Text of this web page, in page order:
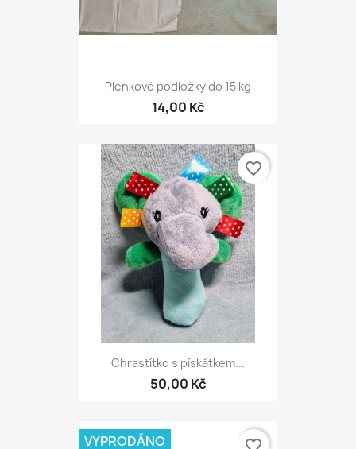
Plenkové podložky do 15 kg
14,00 Kč
Chrastítko s pískátkem...
50,00 Kč
favorite_border
VYPRODÁNO